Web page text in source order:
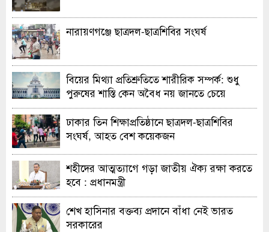
নারায়ণগঞ্জে ছাত্রদল-ছাত্রশিবির সংঘর্ষ
বিয়ের মিথ্যা প্রতিশ্রুতিতে শারীরিক সম্পর্ক: শুধু
পুরুষের শাস্তি কেন অবৈধ নয় জানতে চেয়ে
হাইকোর্টের রুল
ঢাকার তিন শিক্ষাপ্রতিষ্ঠানে ছাত্রদল-ছাত্রশিবির
সংঘর্ষ, আহত বেশ কয়েকজন
শহীদের আত্মত্যাগে গড়া জাতীয় ঐক্য রক্ষা করতে
হবে : প্রধানমন্ত্রী
শেখ হাসিনার বক্তব্য প্রদানে বাঁধা নেই ভারত
সরকারের